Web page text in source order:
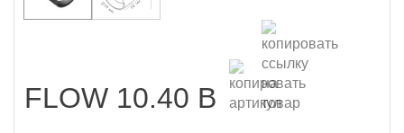
FLOW 10.40 B